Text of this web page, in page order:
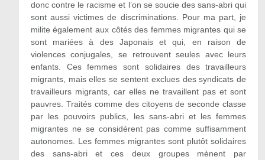
donc contre le racisme et l’on se soucie des sans-abri qui
sont aussi victimes de discriminations. Pour ma part, je
milite également aux côtés des femmes migrantes qui se
sont mariées à des Japonais et qui, en raison de
violences conjugales, se retrouvent seules avec leurs
enfants. Ces femmes sont solidaires des travailleurs
migrants, mais elles se sentent exclues des syndicats de
travailleurs migrants, car elles ne travaillent pas et sont
pauvres. Traités comme des citoyens de seconde classe
par les pouvoirs publics, les sans-abri et les femmes
migrantes ne se considèrent pas comme suffisamment
autonomes. Les femmes migrantes sont plutôt solidaires
des sans-abri et ces deux groupes mènent par